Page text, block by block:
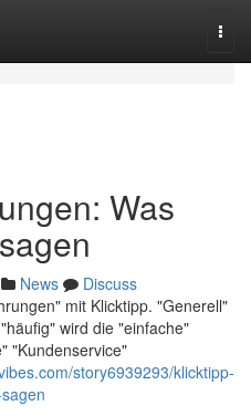
Was
News
Discuss
mit Klicktipp. "Generell"
wird die "einfache"
"Kundenservice"
story6939293/klicktipp-